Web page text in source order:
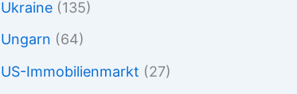
Ukraine (135)
Ungarn (64)
US-Immobilienmarkt (27)